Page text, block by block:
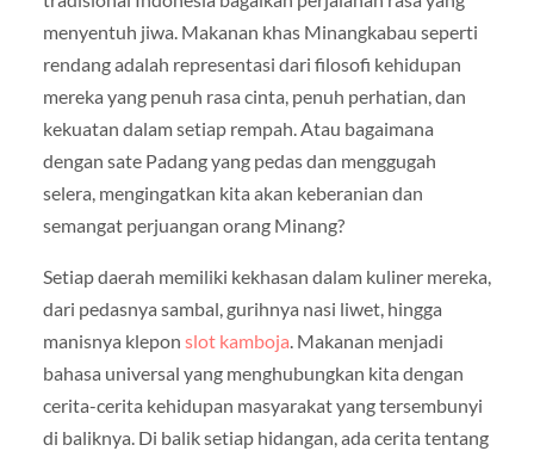
menyentuh jiwa. Makanan khas Minangkabau seperti
rendang adalah representasi dari filosofi kehidupan
mereka yang penuh rasa cinta, penuh perhatian, dan
kekuatan dalam setiap rempah. Atau bagaimana
dengan sate Padang yang pedas dan menggugah
selera, mengingatkan kita akan keberanian dan
semangat perjuangan orang Minang?
Setiap daerah memiliki kekhasan dalam kuliner mereka,
dari pedasnya sambal, gurihnya nasi liwet, hingga
manisnya klepon slot kamboja. Makanan menjadi
bahasa universal yang menghubungkan kita dengan
cerita-cerita kehidupan masyarakat yang tersembunyi
di baliknya. Di balik setiap hidangan, ada cerita tentang